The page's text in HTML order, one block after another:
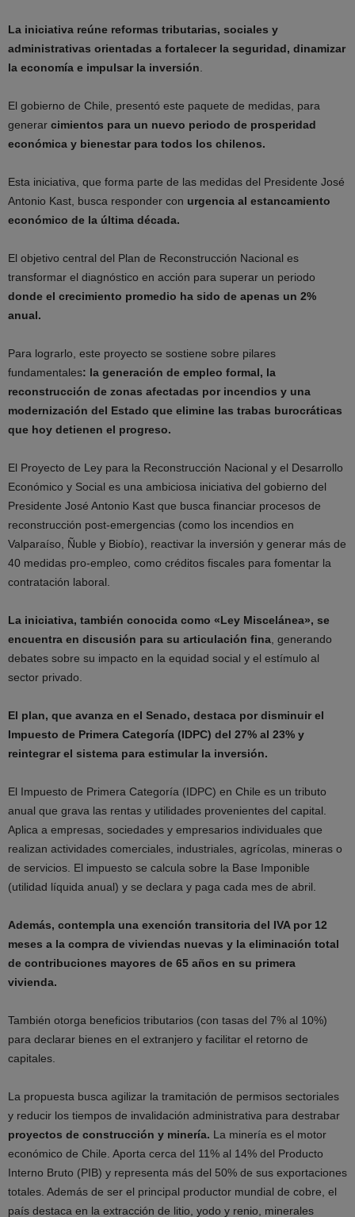
La iniciativa reúne reformas tributarias, sociales y
administrativas orientadas a fortalecer la seguridad, dinamizar
la economía e impulsar la inversión.
El gobierno de Chile, presentó este paquete de medidas, para
generar cimientos para un nuevo periodo de prosperidad
económica y bienestar para todos los chilenos.
Esta iniciativa, que forma parte de las medidas del Presidente José
Antonio Kast, busca responder con urgencia al estancamiento
económico de la última década.
El objetivo central del Plan de Reconstrucción Nacional es
transformar el diagnóstico en acción para superar un periodo
donde el crecimiento promedio ha sido de apenas un 2%
anual.
Para lograrlo, este proyecto se sostiene sobre pilares
fundamentales: la generación de empleo formal, la
reconstrucción de zonas afectadas por incendios y una
modernización del Estado que elimine las trabas burocráticas
que hoy detienen el progreso.
El Proyecto de Ley para la Reconstrucción Nacional y el Desarrollo
Económico y Social es una ambiciosa iniciativa del gobierno del
Presidente José Antonio Kast que busca financiar procesos de
reconstrucción post-emergencias (como los incendios en
Valparaíso, Ñuble y Biobío), reactivar la inversión y generar más de
40 medidas pro-empleo, como créditos fiscales para fomentar la
contratación laboral.
La iniciativa, también conocida como «Ley Miscelánea», se
encuentra en discusión para su articulación fina, generando
debates sobre su impacto en la equidad social y el estímulo al
sector privado.
El plan, que avanza en el Senado, destaca por disminuir el
Impuesto de Primera Categoría (IDPC) del 27% al 23% y
reintegrar el sistema para estimular la inversión.
El Impuesto de Primera Categoría (IDPC) en Chile es un tributo
anual que grava las rentas y utilidades provenientes del capital.
Aplica a empresas, sociedades y empresarios individuales que
realizan actividades comerciales, industriales, agrícolas, mineras o
de servicios. El impuesto se calcula sobre la Base Imponible
(utilidad líquida anual) y se declara y paga cada mes de abril.
Además, contempla una exención transitoria del IVA por 12
meses a la compra de viviendas nuevas y la eliminación total
de contribuciones mayores de 65 años en su primera
vivienda.
También otorga beneficios tributarios (con tasas del 7% al 10%)
para declarar bienes en el extranjero y facilitar el retorno de
capitales.
La propuesta busca agilizar la tramitación de permisos sectoriales
y reducir los tiempos de invalidación administrativa para destrabar
proyectos de construcción y minería. La minería es el motor
económico de Chile. Aporta cerca del 11% al 14% del Producto
Interno Bruto (PIB) y representa más del 50% de sus exportaciones
totales. Además de ser el principal productor mundial de cobre, el
país destaca en la extracción de litio, yodo y renio, minerales